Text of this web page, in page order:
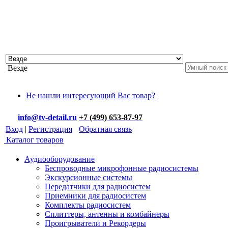
Везде
Не нашли интересующий Вас товар?
info@tv-detail.ru +7 (499) 653-87-97
Вход | Регистрация
Обратная связь
Каталог товаров
Аудиооборудование
Беспроводные микрофонные радиосистемы
Экскурсионные системы
Передатчики для радиосистем
Приемники для радиосистем
Комплекты радиосистем
Сплиттеры, антенны и комбайнеры
Проигрыватели и Рекордеры